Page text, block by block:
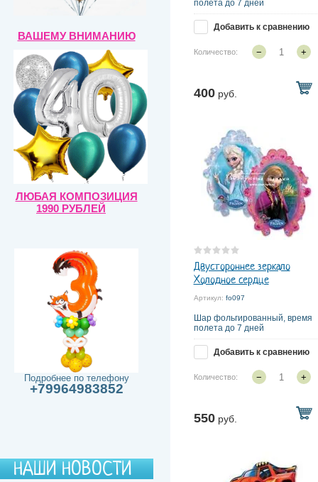
ВАШЕМУ ВНИМАНИЮ
ЛЮБАЯ КОМПОЗИЦИЯ
1990 РУБЛЕЙ
Подробнее по телефону
+79964983852
НАШИ НОВОСТИ
полета до 7 дней
Добавить к сравнению
Количество: − +
400руб.
Двустороннее зеркало
Холодное сердце
Артикул: fo097
Шар фольгированный, время
полета до 7 дней
Добавить к сравнению
Количество: − +
550руб.